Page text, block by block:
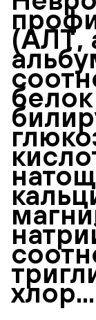
(АЛТ,
хлор...